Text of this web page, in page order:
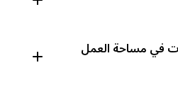
في مساحة العمل